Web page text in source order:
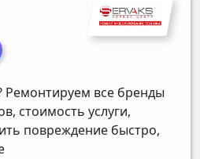
Ремонтируем все бренды
стоимость услуги,
повреждение быстро,